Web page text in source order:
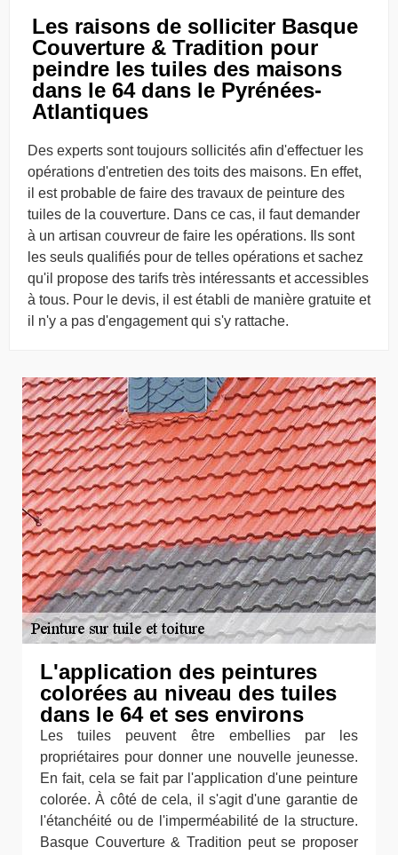
Les raisons de solliciter Basque
Couverture & Tradition pour
peindre les tuiles des maisons
dans le 64 dans le Pyrénées-
Atlantiques
Des experts sont toujours sollicités afin d'effectuer les
opérations d'entretien des toits des maisons. En effet,
il est probable de faire des travaux de peinture des
tuiles de la couverture. Dans ce cas, il faut demander
à un artisan couvreur de faire les opérations. Ils sont
les seuls qualifiés pour de telles opérations et sachez
qu'il propose des tarifs très intéressants et accessibles
à tous. Pour le devis, il est établi de manière gratuite et
il n'y a pas d'engagement qui s'y rattache.
L'application des peintures
colorées au niveau des tuiles
dans le 64 et ses environs
Les tuiles peuvent être embellies par les
propriétaires pour donner une nouvelle jeunesse.
En fait, cela se fait par l'application d'une peinture
colorée. À côté de cela, il s'agit d'une garantie de
l'étanchéité ou de l'imperméabilité de la structure.
Basque Couverture & Tradition peut se proposer